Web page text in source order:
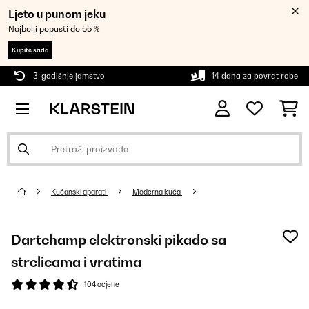
Ljeto u punom jeku
Najbolji popusti do 55 %
Kupite sada
3-godišnje jamstvo 14 dana za povrat robe
Kućanski aparati Moderna kuća
Dartchamp elektronski pikado sa
strelicama i vratima
104 ocjene